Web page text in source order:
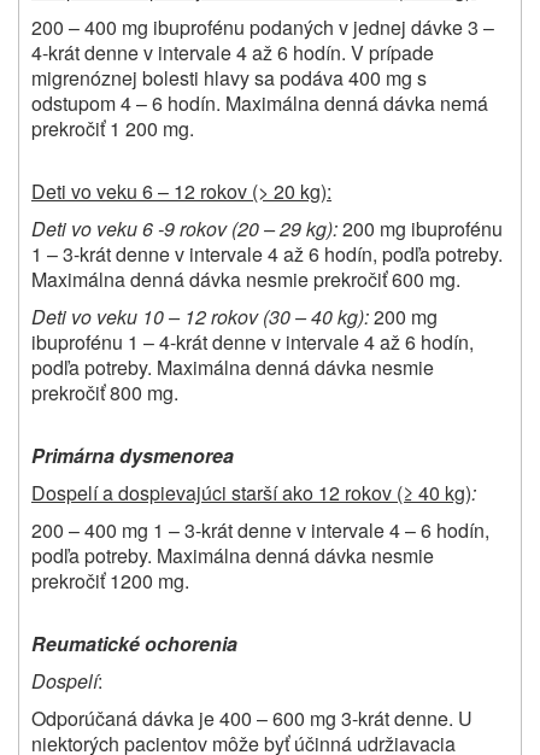
200 – 400 mg ibuprofénu podaných v jednej dávke 3 –
4-krát denne v intervale 4 až 6 hodín. V prípade
migrenóznej bolesti hlavy sa podáva 400 mg s
odstupom 4 – 6 hodín. Maximálna denná dávka nemá
prekročiť 1 200 mg.
Deti vo veku 6 – 12 rokov (> 20 kg):
Deti vo veku 6 -9 rokov (20 – 29 kg):200 mg ibuprofénu
1 – 3-krát denne v intervale 4 až 6 hodín, podľa potreby.
Maximálna denná dávka nesmie prekročiť 600 mg.
Deti vo veku 10 – 12 rokov (30 – 40 kg):200 mg
ibuprofénu 1 – 4-krát denne v intervale 4 až 6 hodín,
podľa potreby. Maximálna denná dávka nesmie
prekročiť 800 mg.
Primárna dysmenorea
Dospelí a dospievajúci starší ako 12 rokov (≥ 40 kg):
200 – 400 mg 1 – 3-krát denne v intervale 4 – 6 hodín,
podľa potreby. Maximálna denná dávka nesmie
prekročiť 1200 mg.
Reumatické ochorenia
Dospelí:
Odporúčaná dávka je 400 – 600 mg 3-krát denne. U
niektorých pacientov môže byť účinná udržiavacia